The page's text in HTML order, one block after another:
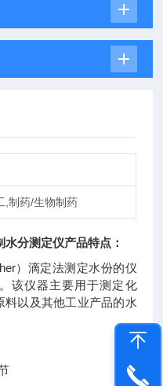
,制药/生物制药
水分测定仪产品特点：
）滴定法测定水份的仪
该仪器主要用于测定化
料以及其他工业产品的水